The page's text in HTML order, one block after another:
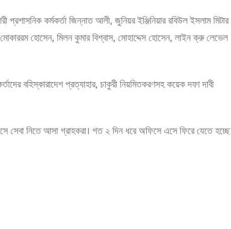
কর্মকর্তা জিন্নাত আলী, জুনিয়র ইঞ্জিনিয়ার রবিউল ইসলাম মিটার
হোসেন, মিলন কুমার বিশ্বাস, মোহাদ্দেস হোসেন, লাইন ক্রু লেভেল
বহিস্কারাদেশ প্রত্যাহার, চাকুরী নিয়মিতকরণসহ কয়েক দফা দাবী
সেবা নিতে আসা গ্রাহকরা। গত ২ দিন ধরে অফিসে এসে ফিরে যেতে হচ্ছে